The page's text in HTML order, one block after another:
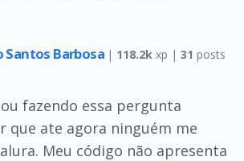
Santos Barbosa | 118.2k xp |31 posts
fazendo essa pergunta
que ate agora ninguém me
Meu código não apresenta